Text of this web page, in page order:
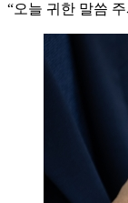
“오늘 귀한 말씀